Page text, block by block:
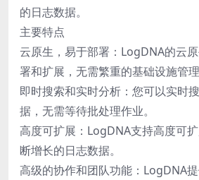
的日志数据。
主要特点
云原生，易于部署：LogDNA的云
署和扩展，无需繁重的基础设施管理
即时搜索和实时分析：您可以实时
据，无需等待批处理作业。
高度可扩展：LogDNA支持高度可
断增长的日志数据。
高级的协作和团队功能：LogDNA